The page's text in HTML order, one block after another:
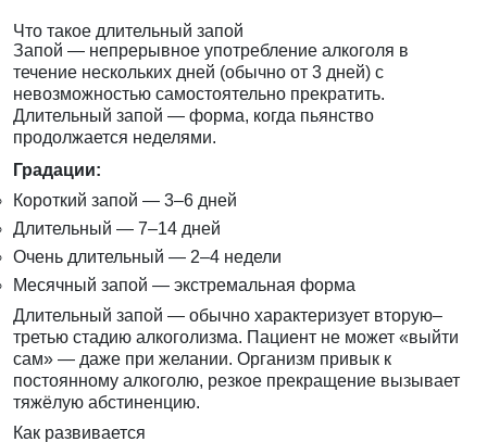
Что такое длительный запой
Запой — непрерывное употребление алкоголя в
течение нескольких дней (обычно от 3 дней) с
невозможностью самостоятельно прекратить.
Длительный запой — форма, когда пьянство
продолжается неделями.
Градации:
Короткий запой — 3–6 дней
Длительный — 7–14 дней
Очень длительный — 2–4 недели
Месячный запой — экстремальная форма
Длительный запой — обычно характеризует вторую–
третью стадию алкоголизма. Пациент не может «выйти
сам» — даже при желании. Организм привык к
постоянному алкоголю, резкое прекращение вызывает
тяжёлую абстиненцию.
Как развивается